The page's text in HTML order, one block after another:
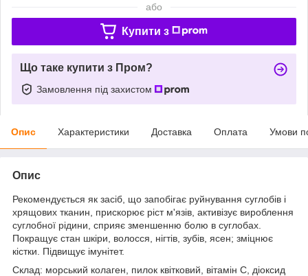
або
Купити з
Що таке купити з Пром?
Замовлення під захистом
Опис Характеристики Доставка Оплата Умови
Опис
Рекомендується як засіб, що запобігає руйнування суглобів і
хрящових тканин, прискорює ріст м'язів, активізує вироблення
суглобної рідини, сприяє зменшенню болю в суглобах.
Покращує стан шкіри, волосся, нігтів, зубів, ясен; зміцнює
кістки. Підвищує імунітет.
Склад: морський колаген, пилок квітковий, вітамін С, діоксид